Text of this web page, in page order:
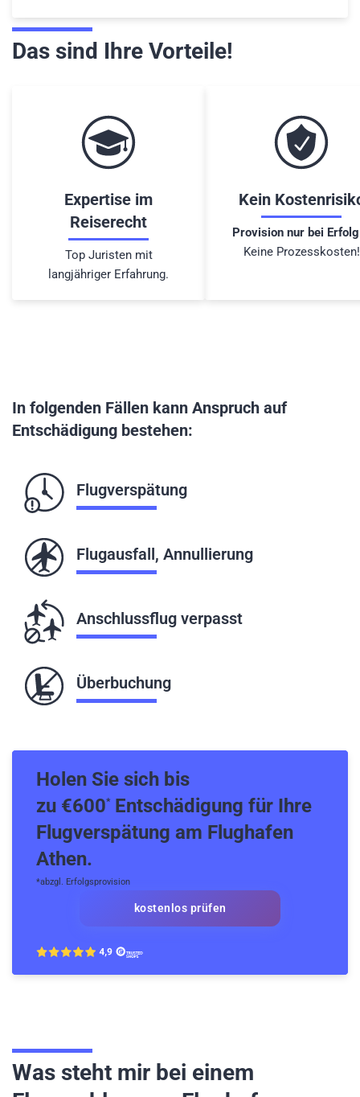
Das sind Ihre Vorteile!
Expertise im
Reiserecht
Top Juristen mit
langjähriger Erfahrung.
Kein
Provision nur bei Erfolg
Keine Prozesskosten!
In folgenden Fällen kann Anspruch auf
Entschädigung bestehen:
Flugverspätung
Flugausfall, Annullierung
Anschlussflug verpasst
Überbuchung
Holen Sie sich bis
zu €600*Entschädigung für Ihre
Flugverspätung am Flughafen
Athen.
*abzgl. Erfolgsprovision
kostenlos prüfen
Was steht mir bei einem